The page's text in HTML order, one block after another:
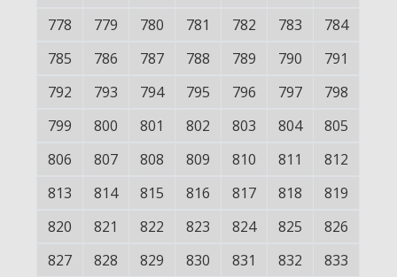
778
779 780 781 782 783
784
785
786 787 788 789 790
791
792
793 794 795 796 797
798
799
800 801 802 803 804
805
806
807 808 809 810 811
812
813
814 815 816 817 818
819
820
821 822 823 824 825
826
827
828 829 830 831 832 833